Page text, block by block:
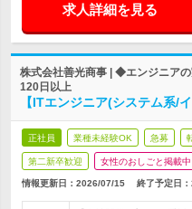
求人詳細を見る
株式会社善光商事 | ◆エンジニア
120日以上
【ITエンジニア(システム系/
正社員 業種未経験OK 急募
第二新卒歓迎 女性のおしごと掲載中
情報更新日：2026/07/15 終了予定日：